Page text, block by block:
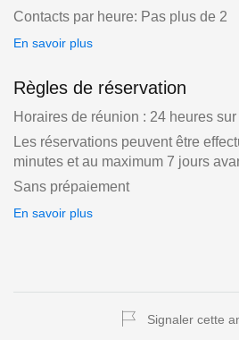
Contacts par heure: Pas plus de 2
En savoir plus
Règles de réservation
Horaires de réunion : 24 heures
Les réservations peuvent être
minutes et au maximum 7 jours
Sans prépaiement
En savoir plus
Signaler cette